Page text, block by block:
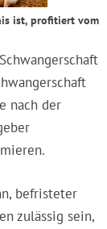
ist, profitiert vom
nach der
befristeter
zulässig sein,